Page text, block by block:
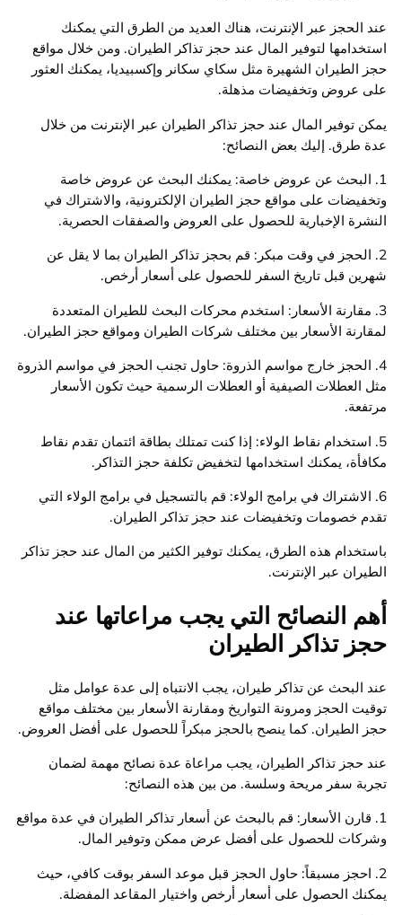
عند الحجز عبر الإنترنت، هناك العديد من الطرق التي يمكنك
استخدامها لتوفير المال عند حجز تذاكر الطيران. ومن خلال مواقع
حجز الطيران الشهيرة مثل سكاي سكانر وإكسبيديا، يمكنك العثور
على عروض وتخفيضات مذهلة.
يمكن توفير المال عند حجز تذاكر الطيران عبر الإنترنت من خلال
عدة طرق. إليك بعض النصائح:
1. البحث عن عروض خاصة: يمكنك البحث عن عروض خاصة
وتخفيضات على مواقع حجز الطيران الإلكترونية، والاشتراك في
النشرة الإخبارية للحصول على العروض والصفقات الحصرية.
2. الحجز في وقت مبكر: قم بحجز تذاكر الطيران بما لا يقل عن
شهرين قبل تاريخ السفر للحصول على أسعار أرخص.
3. مقارنة الأسعار: استخدم محركات البحث للطيران المتعددة
لمقارنة الأسعار بين مختلف شركات الطيران ومواقع حجز الطيران.
4. الحجز خارج مواسم الذروة: حاول تجنب الحجز في مواسم الذروة
مثل العطلات الصيفية أو العطلات الرسمية حيث تكون الأسعار
مرتفعة.
5. استخدام نقاط الولاء: إذا كنت تمتلك بطاقة ائتمان تقدم نقاط
مكافأة، يمكنك استخدامها لتخفيض تكلفة حجز التذاكر.
6. الاشتراك في برامج الولاء: قم بالتسجيل في برامج الولاء التي
تقدم خصومات وتخفيضات عند حجز تذاكر الطيران.
باستخدام هذه الطرق، يمكنك توفير الكثير من المال عند حجز تذاكر
الطيران عبر الإنترنت.
أهم النصائح التي يجب مراعاتها عند
حجز تذاكر الطيران
عند البحث عن تذاكر طيران، يجب الانتباه إلى عدة عوامل مثل
توقيت الحجز ومرونة التواريخ ومقارنة الأسعار بين مختلف مواقع
حجز الطيران. كما ينصح بالحجز مبكراً للحصول على أفضل العروض.
عند حجز تذاكر الطيران، يجب مراعاة عدة نصائح مهمة لضمان
تجربة سفر مريحة وسلسة. من بين هذه النصائح:
1. قارن الأسعار: قم بالبحث عن أسعار تذاكر الطيران في عدة مواقع
وشركات للحصول على أفضل عرض ممكن وتوفير المال.
2. احجز مسبقاً: حاول الحجز قبل موعد السفر بوقت كافي، حيث
يمكنك الحصول على أسعار أرخص واختيار المقاعد المفضلة.